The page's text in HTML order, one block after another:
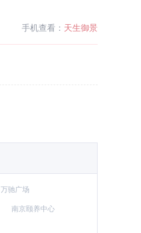
手机查看： 天生御景
万驰广场
南京颐养中心